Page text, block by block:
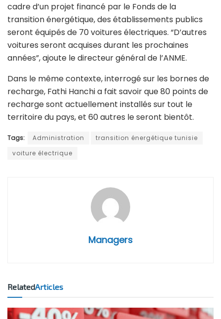
cadre d’un projet financé par le Fonds de la
transition énergétique, des établissements publics
seront équipés de 70 voitures électriques. “D’autres
voitures seront acquises durant les prochaines
années”, ajoute le directeur général de l’ANME.
Dans le même contexte, interrogé sur les bornes de
recharge, Fathi Hanchi a fait savoir que 80 points de
recharge sont actuellement installés sur tout le
territoire du pays, et 60 autres le seront bientôt.
Tags: Administration
transition énergétique tunisie
voiture électrique
Managers
RelatedArticles